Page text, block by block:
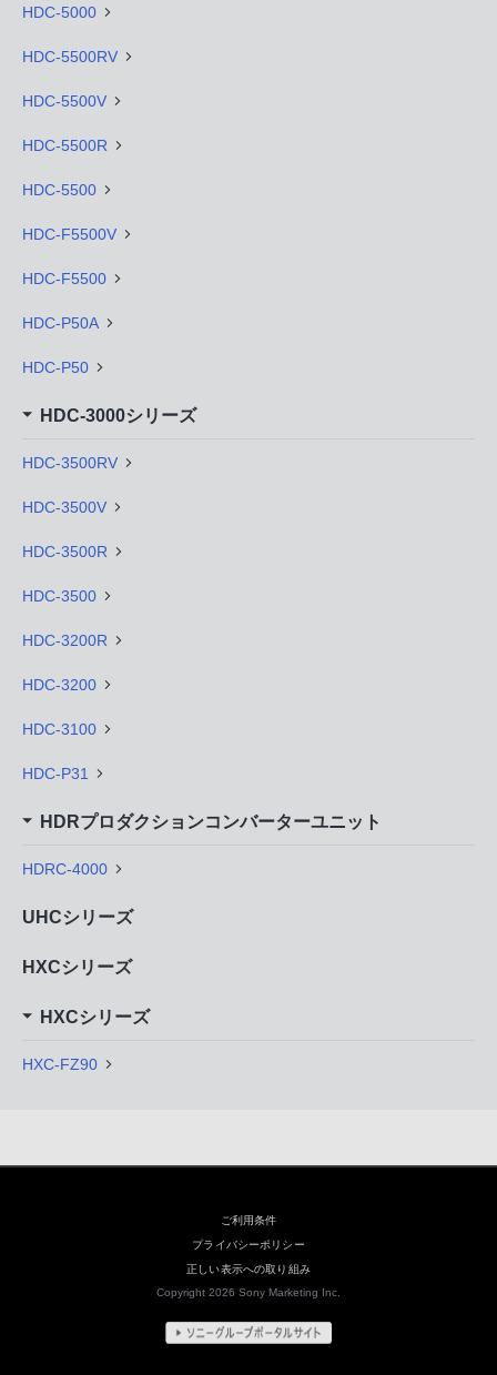
HDC-5000
HDC-5500RV
HDC-5500V
HDC-5500R
HDC-5500
HDC-F5500V
HDC-F5500
HDC-P50A
HDC-P50
HDC-3000シリーズ
HDC-3500RV
HDC-3500V
HDC-3500R
HDC-3500
HDC-3200R
HDC-3200
HDC-3100
HDC-P31
HDRプロダクションコンバーターユニット
HDRC-4000
UHCシリーズ
HXCシリーズ
HXCシリーズ
HXC-FZ90
ご利用条件
プライバシーポリシー
正しい表示への取り組み
Copyright 2026 Sony Marketing Inc.